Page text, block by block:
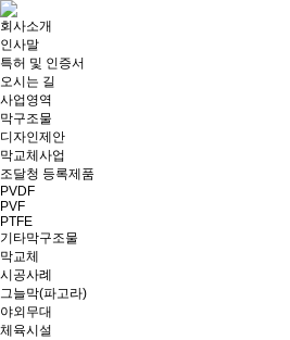
회사소개
인사말
특허 및 인증서
오시는 길
사업영역
막구조물
디자인제안
막교체사업
조달청 등록제품
PVDF
PVF
PTFE
기타막구조물
막교체
시공사례
그늘막(파고라)
야외무대
체육시설